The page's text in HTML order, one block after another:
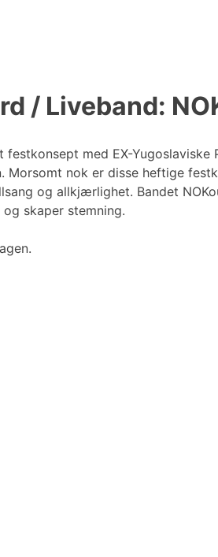
/ Liveband:
med EX-
nok er disse heftige
og allkjærlighet. Bandet
skaper stemning.